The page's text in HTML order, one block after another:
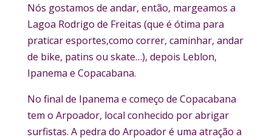
Nós gostamos de andar, então, margeamos a
Lagoa Rodrigo de Freitas (que é ótima para
praticar esportes,como correr, caminhar, andar
de bike, patins ou skate…), depois Leblon,
Ipanema e Copacabana.
No final de Ipanema e começo de Copacabana
tem o Arpoador, local conhecido por abrigar
surfistas. A pedra do Arpoador é uma atração a